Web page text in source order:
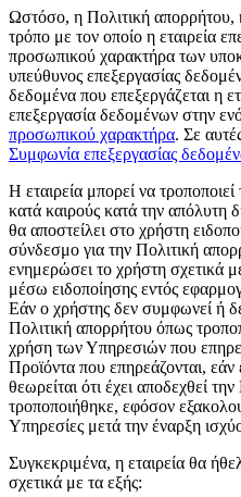
Ωστόσο, η Πολιτική απορρήτου,
τρόπο με τον οποίο η εταιρεία
προσωπικού χαρακτήρα των
υπεύθυνος επεξεργασίας
δεδομένα που επεξεργάζεται η
επεξεργασία δεδομένων στην
προσωπικού χαρακτήρα. Σε
Συμφωνία επεξεργασίας
Η εταιρεία μπορεί να
κατά καιρούς κατά την απόλυτη
θα αποστείλει στο χρήστη
σύνδεσμο για την Πολιτική
ενημερώσει το χρήστη σχετικά
μέσω ειδοποίησης εντός
Εάν ο χρήστης δεν συμφωνεί ή
Πολιτική απορρήτου όπως
χρήση των Υπηρεσιών που
Προϊόντα που επηρεάζονται,
θεωρείται ότι έχει αποδεχθεί
τροποποιήθηκε, εφόσον
Υπηρεσίες μετά την έναρξη
Συγκεκριμένα, η εταιρεία θα
σχετικά με τα εξής: